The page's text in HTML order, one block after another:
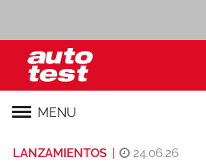
MENU
LANZAMIENTOS 24.06.26